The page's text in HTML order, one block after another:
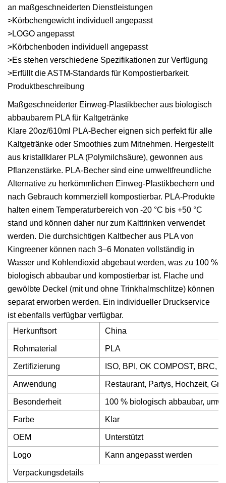
an maßgeschneiderten Dienstleistungen
>Körbchengewicht individuell angepasst
>LOGO angepasst
>Körbchenboden individuell angepasst
>Es stehen verschiedene Spezifikationen zur Verfügung
>Erfüllt die ASTM-Standards für Kompostierbarkeit.
Produktbeschreibung
Maßgeschneiderter Einweg-Plastikbecher aus biologisch
abbaubarem PLA für Kaltgetränke
Klare 20oz/610ml PLA-Becher eignen sich perfekt für alle
Kaltgetränke oder Smoothies zum Mitnehmen. Hergestellt
aus kristallklarer PLA (Polymilchsäure), gewonnen aus
Pflanzenstärke. PLA-Becher sind eine umweltfreundliche
Alternative zu herkömmlichen Einweg-Plastikbechern und
nach Gebrauch kommerziell kompostierbar. PLA-Produkte
halten einem Temperaturbereich von -20 °C bis +50 °C
stand und können daher nur zum Kalttrinken verwendet
werden. Die durchsichtigen Kaltbecher aus PLA von
Kingreener können nach 3–6 Monaten vollständig in
Wasser und Kohlendioxid abgebaut werden, was zu 100 %
biologisch abbaubar und kompostierbar ist. Flache und
gewölbte Deckel (mit und ohne Trinkhalmschlitze) können
separat erworben werden. Ein individueller Druckservice
ist ebenfalls verfügbar verfügbar.
Herkunftsort
China
Rohmaterial PLA
Zertifizierung ISO, BPI, OK COMPOST, BRC,
Anwendung Restaurant, Partys, Hochzeit,
Besonderheit 100 % biologisch abbaubar,
Farbe Klar
OEM Unterstützt
Logo Kann angepasst werden
Verpackungsdetails